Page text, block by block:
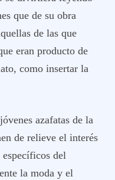
que de su obra
de las que
eran producto de
como insertar la
azafatas de la
de relieve el interés
del
la moda y el